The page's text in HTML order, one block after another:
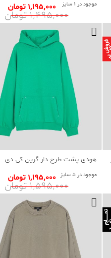
موجود در 1 سایز
1٬495٬000 تومان
1٬195٬000 تومان
هودی پشت طرح دار گرین کی دی
موجود در 5 سایز
1٬595٬000 تومان
1٬195٬000 تومان